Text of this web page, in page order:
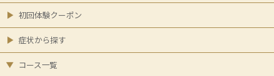
初回体験クーポン
症状から探す
コース一覧